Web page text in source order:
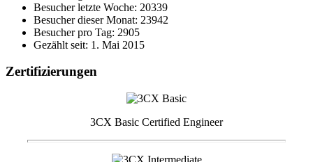
Besucher letzte Woche: 20339
Besucher dieser Monat: 23942
Besucher pro Tag: 2905
Gezählt seit: 1. Mai 2015
Zertifizierungen
3CX Basic Certified Engineer